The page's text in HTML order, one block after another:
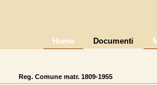
Documenti
Home
Reg. Comune matr. 1809-1955